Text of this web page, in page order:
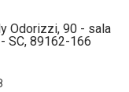
Odorizzi, 90 - sala
SC, 89162-166